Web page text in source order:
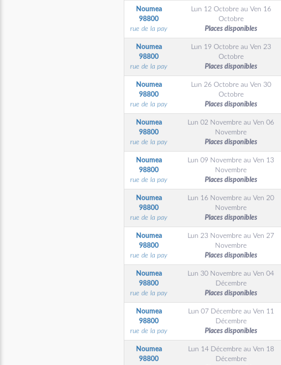
Noumea
98800
rue de la pay
Lun 12 Octobreau Ven 16
Octobre
Places disponibles
Noumea
98800
rue de la pay
Lun 19 Octobreau Ven 23
Octobre
Places disponibles
Noumea
98800
rue de la pay
Lun 26 Octobreau Ven 30
Octobre
Places disponibles
Noumea
98800
rue de la pay
Lun 02 Novembre auVen 06
Novembre
Places disponibles
Noumea
98800
rue de la pay
Lun 09 Novembre auVen 13
Novembre
Places disponibles
Noumea
98800
rue de la pay
Lun 16 Novembre auVen 20
Novembre
Places disponibles
Noumea
98800
rue de la pay
Lun 23 Novembre auVen 27
Novembre
Places disponibles
Noumea
98800
rue de la pay
Lun 30 Novembre auVen 04
Décembre
Places disponibles
Noumea
98800
rue de la pay
Lun 07 Décembreau Ven 11
Décembre
Places disponibles
Noumea
98800
Lun 14 Décembreau Ven 18
Décembre